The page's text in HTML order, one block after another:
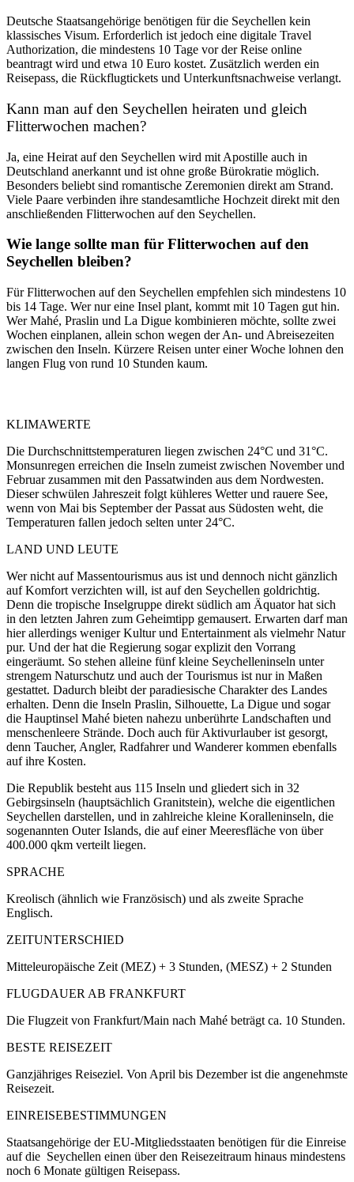
Deutsche Staatsangehörige benötigen für die Seychellen kein
klassisches Visum. Erforderlich ist jedoch eine digitale Travel
Authorization, die mindestens 10 Tage vor der Reise online
beantragt wird und etwa 10 Euro kostet. Zusätzlich werden ein
Reisepass, die Rückflugtickets und Unterkunftsnachweise verlangt.
Kann man auf den Seychellen heiraten und gleich
Flitterwochen machen?
Ja, eine Heirat auf den Seychellen wird mit Apostille auch in
Deutschland anerkannt und ist ohne große Bürokratie möglich.
Besonders beliebt sind romantische Zeremonien direkt am Strand.
Viele Paare verbinden ihre standesamtliche Hochzeit direkt mit den
anschließenden Flitterwochen auf den Seychellen.
Wie lange sollte man für Flitterwochen auf den
Seychellen bleiben?
Für Flitterwochen auf den Seychellen empfehlen sich mindestens 10
bis 14 Tage. Wer nur eine Insel plant, kommt mit 10 Tagen gut hin.
Wer Mahé, Praslin und La Digue kombinieren möchte, sollte zwei
Wochen einplanen, allein schon wegen der An- und Abreisezeiten
zwischen den Inseln. Kürzere Reisen unter einer Woche lohnen den
langen Flug von rund 10 Stunden kaum.
KLIMAWERTE
Die Durchschnittstemperaturen liegen zwischen 24°C und 31°C.
Monsunregen erreichen die Inseln zumeist zwischen November und
Februar zusammen mit den Passatwinden aus dem Nordwesten.
Dieser schwülen Jahreszeit folgt kühleres Wetter und rauere See,
wenn von Mai bis September der Passat aus Südosten weht, die
Temperaturen fallen jedoch selten unter 24°C.
LAND UND LEUTE
Wer nicht auf Massentourismus aus ist und dennoch nicht gänzlich
auf Komfort verzichten will, ist auf den Seychellen goldrichtig.
Denn die tropische Inselgruppe direkt südlich am Äquator hat sich
in den letzten Jahren zum Geheimtipp gemausert. Erwarten darf man
hier allerdings weniger Kultur und Entertainment als vielmehr Natur
pur. Und der hat die Regierung sogar explizit den Vorrang
eingeräumt. So stehen alleine fünf kleine Seychelleninseln unter
strengem Naturschutz und auch der Tourismus ist nur in Maßen
gestattet. Dadurch bleibt der paradiesische Charakter des Landes
erhalten. Denn die Inseln Praslin, Silhouette, La Digue und sogar
die Hauptinsel Mahé bieten nahezu unberührte Landschaften und
menschenleere Strände. Doch auch für Aktivurlauber ist gesorgt,
denn Taucher, Angler, Radfahrer und Wanderer kommen ebenfalls
auf ihre Kosten.
Die Republik besteht aus 115 Inseln und gliedert sich in 32
Gebirgsinseln (hauptsächlich Granitstein), welche die eigentlichen
Seychellen darstellen, und in zahlreiche kleine Koralleninseln, die
sogenannten Outer Islands, die auf einer Meeresfläche von über
400.000 qkm verteilt liegen.
SPRACHE
Kreolisch (ähnlich wie Französisch) und als zweite Sprache
Englisch.
ZEITUNTERSCHIED
Mitteleuropäische Zeit (MEZ) + 3 Stunden, (MESZ) + 2 Stunden
FLUGDAUER AB FRANKFURT
Die Flugzeit von Frankfurt/Main nach Mahé beträgt ca. 10 Stunden.
BESTE REISEZEIT
Ganzjähriges Reiseziel. Von April bis Dezember ist die angenehmste
Reisezeit.
EINREISEBESTIMMUNGEN
Staatsangehörige der EU-Mitgliedsstaaten benötigen für die Einreise
auf die Seychellen einen über den Reisezeitraum hinaus mindestens
noch 6 Monate gültigen Reisepass.